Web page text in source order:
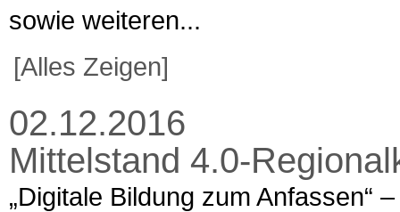
sowie weiteren...
[Alles Zeigen]
02.12.2016
Mittelstand 4.0-
„Digitale Bildung zum Anfassen“